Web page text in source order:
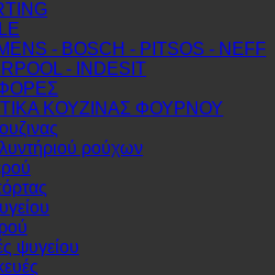
- BOSCH - PITSOS - NEFF
- INDESIT
ΚΟΥΖΙΝΑΣ ΦΟΥΡΝΟΥ
ρούχων
ψυγείου